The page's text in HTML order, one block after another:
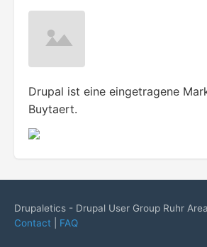
Drupal ist eine eingetragene
Buytaert.
Drupaletics - Drupal User Group Ruhr
Contact
FAQ